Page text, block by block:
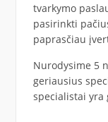
tvarkymo
pasirinkti
paprasčiau
Nurodysime 5
geriausius
specialistai yra